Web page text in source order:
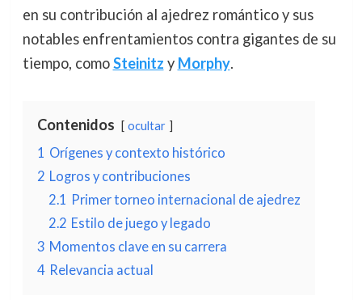
en su contribución al ajedrez romántico y sus
notables enfrentamientos contra gigantes de su
tiempo, comoSteinitz y Morphy.
Contenidos ocultar
1 Orígenes y contexto histórico
2 Logros y contribuciones
2.1 Primer torneo internacional de ajedrez
2.2 Estilo de juego y legado
3 Momentos clave en su carrera
4 Relevancia actual